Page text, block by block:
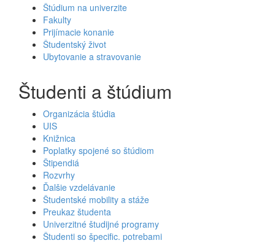
Štúdium na univerzite
Fakulty
Prijímacie konanie
Študentský život
Ubytovanie a stravovanie
Študenti a štúdium
Organizácia štúdia
UIS
Knižnica
Poplatky spojené so štúdiom
Štipendiá
Rozvrhy
Ďalšie vzdelávanie
Študentské mobility a stáže
Preukaz študenta
Univerzitné študijné programy
Študenti so špecific. potrebami